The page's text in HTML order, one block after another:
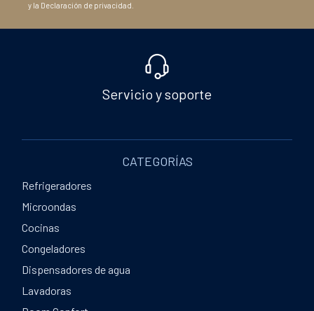
y la Declaración de privacidad.
Servicio y soporte
CATEGORÍAS
Refrigeradores
Microondas
Cocinas
Congeladores
Dispensadores de agua
Lavadoras